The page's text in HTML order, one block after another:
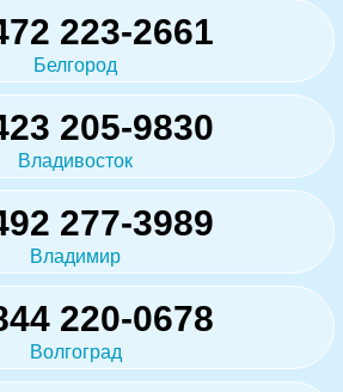
223-2661
Белгород
205-9830
Владивосток
277-3989
Владимир
220-0678
Волгоград